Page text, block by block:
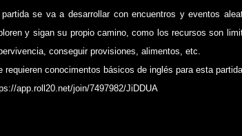
partida se va a desarrollar con encuentros y eventos
y sigan su propio camino, como los recursos son
conseguir provisiones, alimentos, etc.
requieren conocimentos básicos de inglés para esta partida.
app.roll20.net/join/7497982/JiDDUA